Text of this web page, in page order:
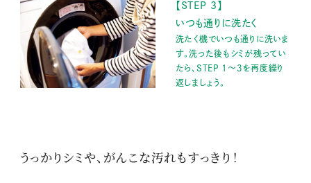
【STEP 3】
いつも通りに洗たく
洗たく機でいつも通りに洗いま
す。洗った後もシミが残ってい
たら、STEP 1～3を再度繰り
返しましょう。
うっかりシミや、がんこな汚れもすっきり！